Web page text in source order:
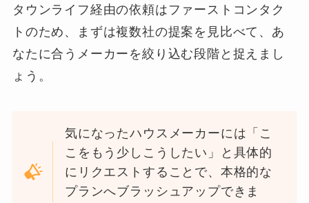
タウンライフ経由の依頼はファーストコンタク
トのため、まずは複数社の提案を見比べて、あ
なたに合うメーカーを絞り込む段階と捉えまし
ょう。
気になったハウスメーカーには「こ
こをもう少しこうしたい」と具体的
にリクエストすることで、本格的な
プランへブラッシュアップできま